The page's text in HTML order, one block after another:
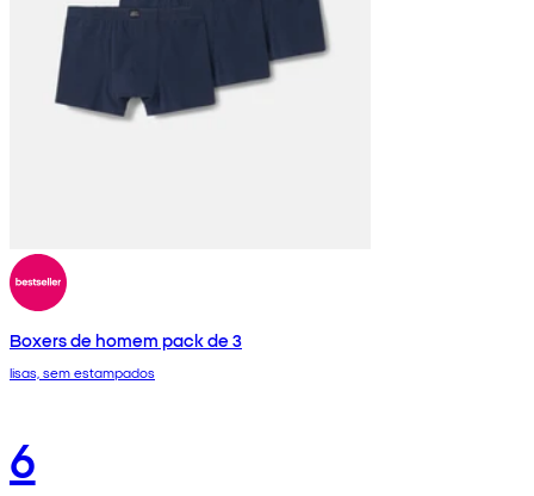
Boxers de homem pack de 3
lisas, sem estampados
6